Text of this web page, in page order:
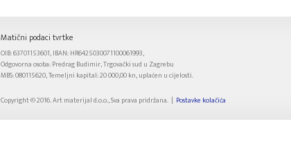
Matični podaci tvrtke
OIB: 63701153601, IBAN: HR6425030071100061993,
Odgovorna osoba: Predrag Budimir, Trgovački sud u Zagrebu
MBS: 080115620, Temeljni kapital: 20 000,00 kn, uplaćen u cijelosti.
Copyright © 2016. Art materijal d.o.o., Sva prava pridržana. | Postavke kolačića